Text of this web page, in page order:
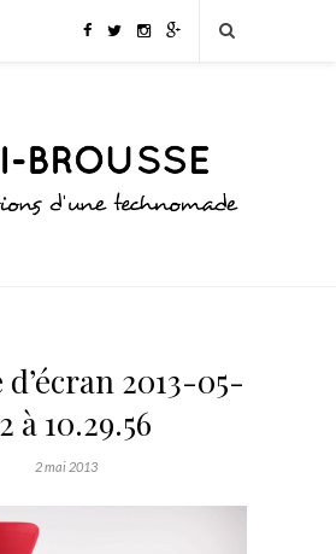
2013-05-
à 10.29.56
2 mai 2013